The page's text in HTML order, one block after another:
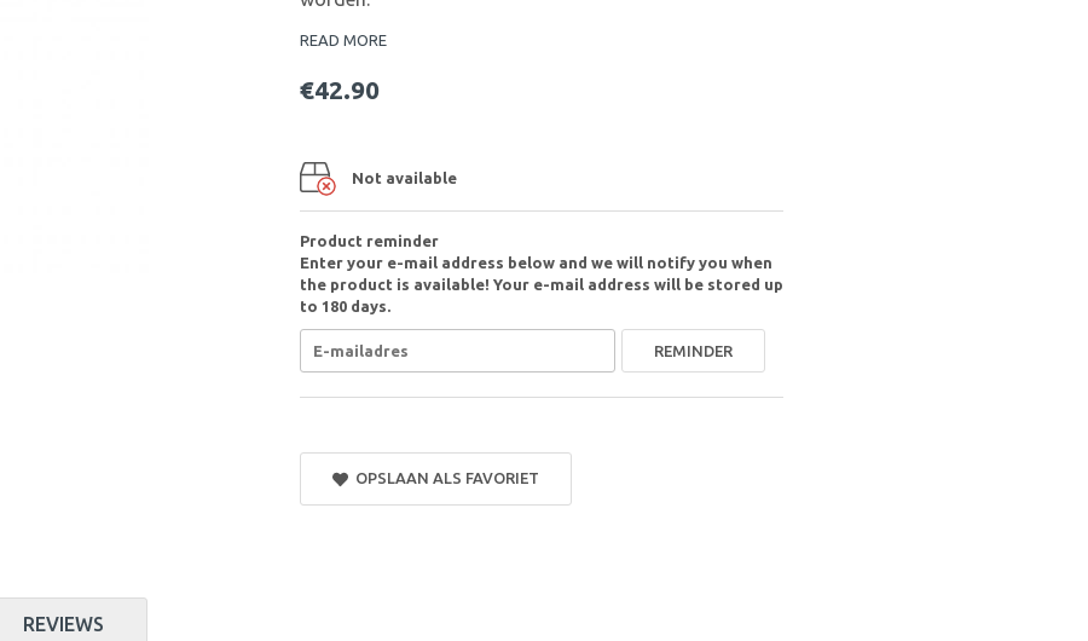
READ MORE
€42.90
Not available
Product reminder
Enter your e-mail address below and we will notify you when
the product is available! Your e-mail address will be stored up
to 180 days.
REMINDER
OPSLAAN ALS FAVORIET
REVIEWS